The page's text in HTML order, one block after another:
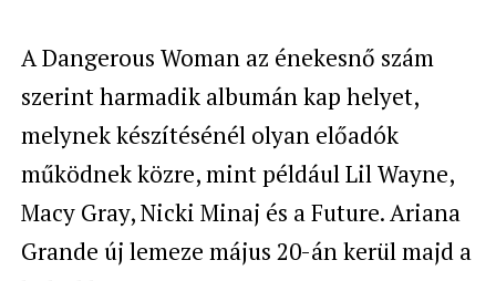
A Dangerous Woman az énekesnő szám
szerint harmadik albumán kap helyet,
melynek készítésénél olyan előadók
működnek közre, mint példáulLil Wayne,
Macy Gray, Nicki Minaj és a Future. Ariana
Grande új lemeze május 20-án kerül majd a